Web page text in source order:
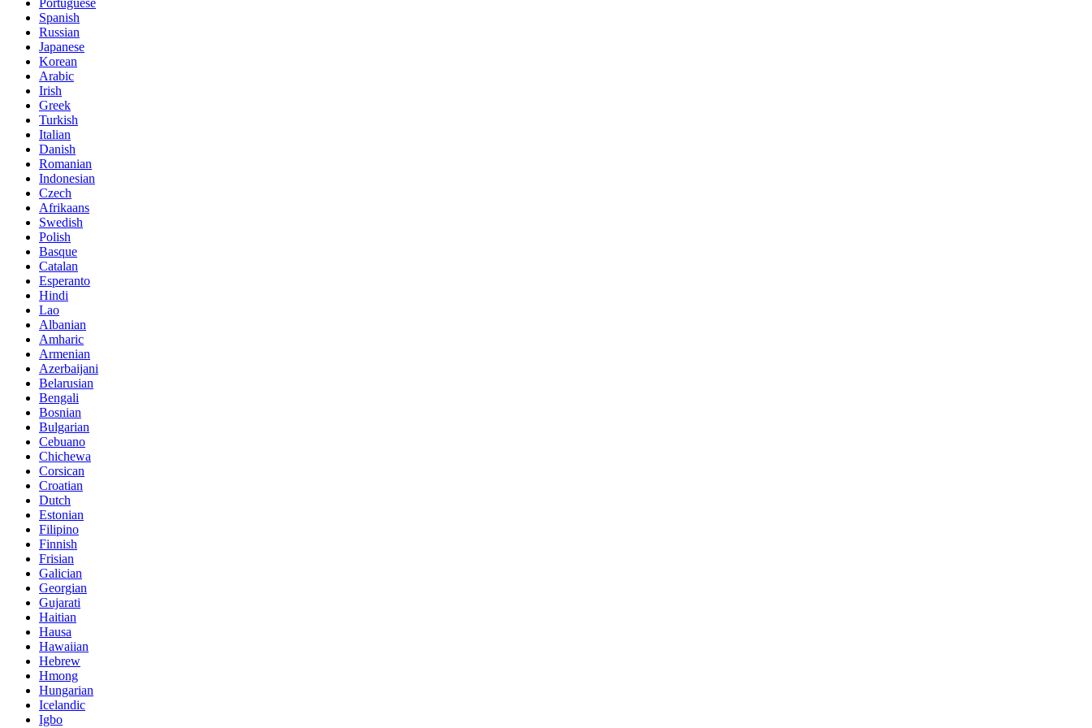
Spanish
Russian
Japanese
Korean
Arabic
Irish
Greek
Turkish
Italian
Danish
Romanian
Indonesian
Czech
Afrikaans
Swedish
Polish
Basque
Catalan
Esperanto
Hindi
Lao
Albanian
Amharic
Armenian
Azerbaijani
Belarusian
Bengali
Bosnian
Bulgarian
Cebuano
Chichewa
Corsican
Croatian
Dutch
Estonian
Filipino
Finnish
Frisian
Galician
Georgian
Gujarati
Haitian
Hausa
Hawaiian
Hebrew
Hmong
Hungarian
Icelandic
Igbo